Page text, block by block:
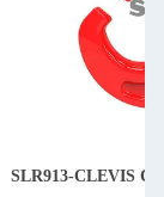
SLR913-CLEVIS C